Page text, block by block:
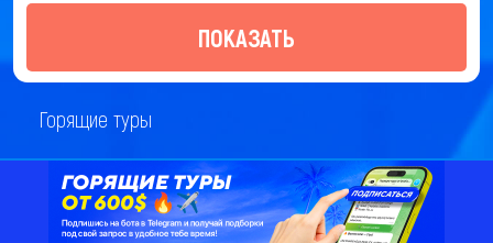
ПОКАЗАТЬ
Горящие туры